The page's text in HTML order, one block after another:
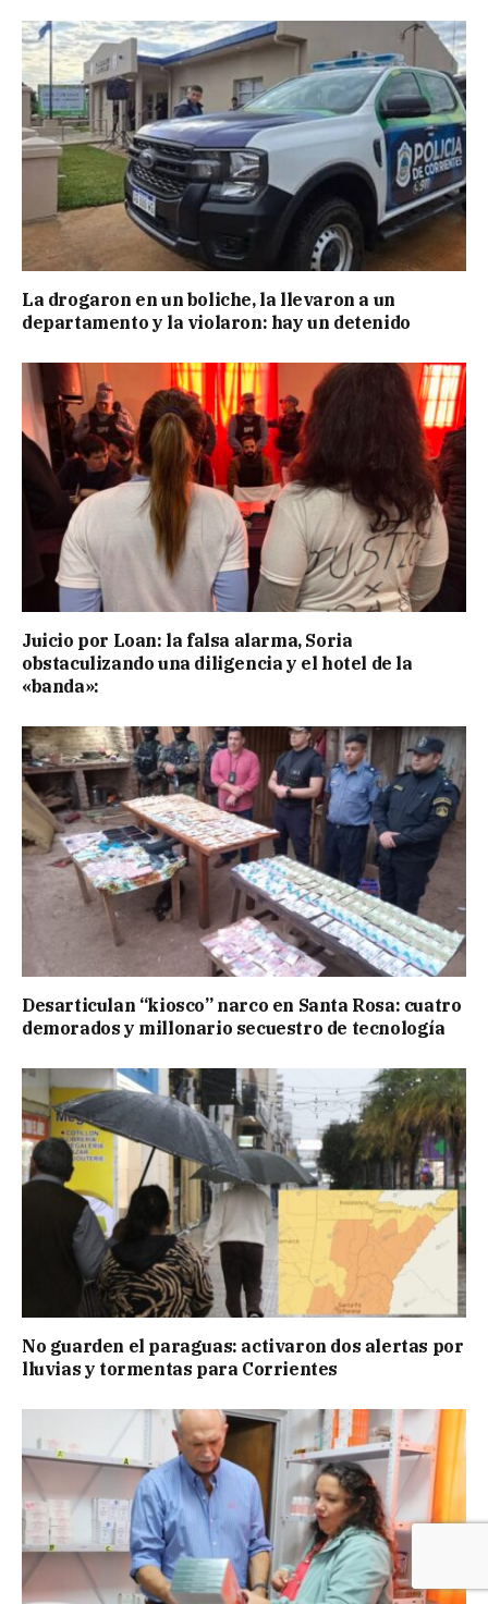
La drogaron en un boliche, la llevaron a un
departamento y la violaron: hay un detenido
Juicio por Loan: la falsa alarma, Soria
obstaculizando una diligencia y el hotel de la
«banda»:
Desarticulan “kiosco” narco en Santa Rosa: cuatro
demorados y millonario secuestro de tecnología
No guarden el paraguas: activaron dos alertas por
lluvias y tormentas para Corrientes